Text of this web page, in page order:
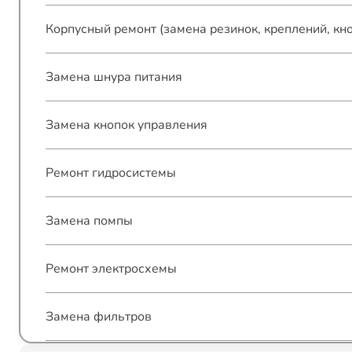
Корпусный ремонт (замена резинок, креплений,
Замена шнура питания
Замена кнопок управления
Ремонт гидросистемы
Замена помпы
Ремонт электросхемы
Замена фильтров